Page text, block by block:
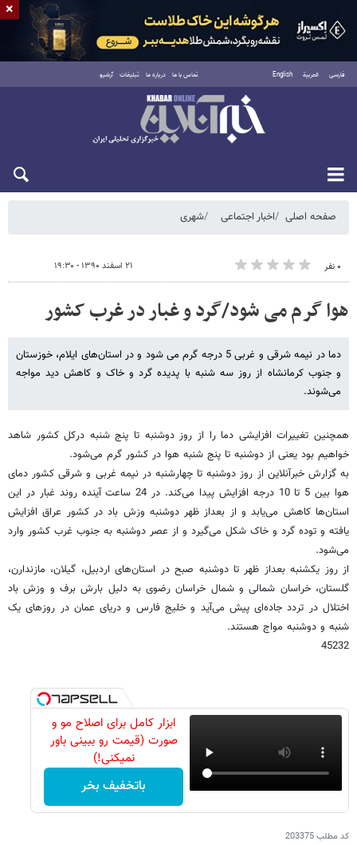
فارسی العربية English تماس با ما درباره ما تبلیغات آرشیو
شنبه ۱۷ مرداد ۱۴۰۵
صفحه اصلی اخبار اجتماعی شهری
۰ نفر ۲۱ اسفند ۱۳۹۰ - ۱۹:۳۰
هوا گرم می شود/گرد و غبار در غرب کشور
دما در نیمه شرقی و غربی 5 درجه گرم می شود و در استان‌های ایلام، خوزستان
و جنوب کرمانشاه از روز سه شنبه با پدیده گرد و خاک و کاهش دید مواجه
می‌شوند.
همچنین تغییرات افزایشی دما را از روز دوشنبه تا پنج شنبه درکل کشور شاهد
خواهیم بود یعنی از دوشنبه تا پنج شنبه هوا در کشور گرم می‌شود.
به گزارش خبرآنلاین از روز دوشنبه تا چهارشنبه در نیمه غربی و شرقی کشور دمای
هوا بین 5 تا 10 درجه افزایش پیدا می‌کند. در 24 ساعت آینده روند غبار در این
استان‌ها کاهش می‌یابد و از بعد‌از ظهر دو‌شنبه وزش باد در کشور عراق افزایش
یافته و توده گرد و خاک شکل می‌گیرد و از عصر دوشنبه به جنوب غرب کشور وارد
می‌شود.
از روز یکشنبه بعداز ظهر تا دوشنبه صبح در استان‌های اردبیل، گیلان، مازندارن،
گلستان، خراسان شمالی و شمال خراسان رضوی به دلیل بارش برف و وزش باد
اختلال در تردد جاده‌ای پیش می‌آید و خلیج فارس و دریای عمان در روزهای یک
شنبه و دوشنبه مواج هستند.
45232
ابزار کامل برای اصلاح مو و
صورت (قیمت رو ببینی باور
نمیکنی!)
باتخفیف بخر
کد مطلب203375
×